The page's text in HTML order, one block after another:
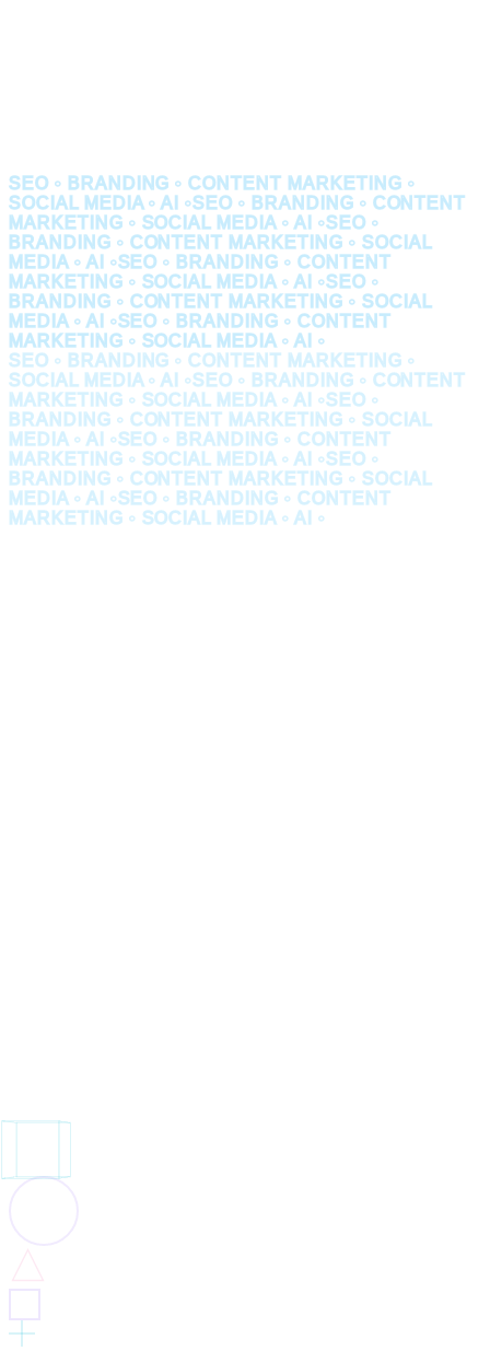
SEO • BRANDING • CONTENT MARKETING •
SOCIAL MEDIA • AI •SEO • BRANDING • CONTENT
MARKETING • SOCIAL MEDIA • AI •SEO •
BRANDING • CONTENT MARKETING • SOCIAL
MEDIA • AI •SEO • BRANDING • CONTENT
MARKETING • SOCIAL MEDIA • AI •SEO •
BRANDING • CONTENT MARKETING • SOCIAL
MEDIA • AI •SEO • BRANDING • CONTENT
MARKETING • SOCIAL MEDIA • AI •
SEO • BRANDING • CONTENT MARKETING •
SOCIAL MEDIA • AI •SEO • BRANDING • CONTENT
MARKETING • SOCIAL MEDIA • AI •SEO •
BRANDING • CONTENT MARKETING • SOCIAL
MEDIA • AI •SEO • BRANDING • CONTENT
MARKETING • SOCIAL MEDIA • AI •SEO •
BRANDING • CONTENT MARKETING • SOCIAL
MEDIA • AI •SEO • BRANDING • CONTENT
MARKETING • SOCIAL MEDIA • AI •